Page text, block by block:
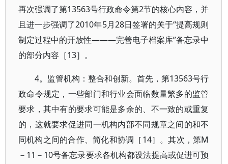
再次强调了第13563号行政命令第2节的核心内容，并
且进一步强调了2010年5月28日签署的关于“提高规则
制定过程中的开放性———完善电子档案库”备忘录中
的部分内容［13］。
4。监管机构：整合和创新。首先，第13563号行
政命令规定，一些部门和行业会面临数量繁多的监管
要求，其中有的要求可能是多余的、不一致的或重复
的，这就要求促进同一机构内部不同规章之间的和不
同机构之间的合作、简化和协调［14］。其次，第M
－11－10号备忘录要求各机构都设法提高或促进可预